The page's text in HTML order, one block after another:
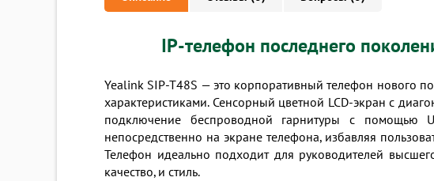
IP-телефон последнего
Yealink SIP-T48S — это корпоративный телефон нового
характеристиками. Сенсорный цветной LCD-экран с
подключение беспроводной гарнитуры с помощью
непосредственно на экране телефона, избавляя
Телефон идеально подходит для руководителей
качество, и стиль.